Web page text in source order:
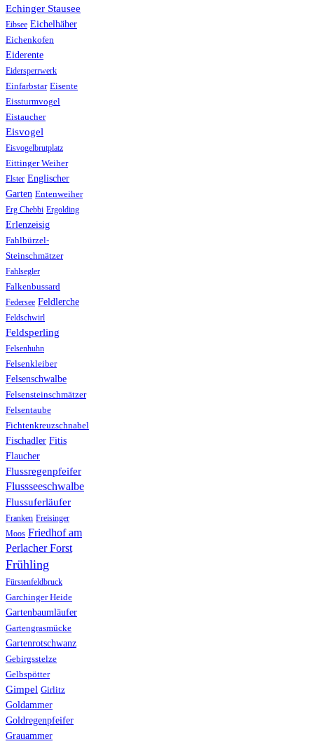
Echinger Stausee
Eibsee Eichelhäher
Eichenkofen
Eiderente
Eidersperrwerk
Einfarbstar Eisente
Eissturmvogel
Eistaucher
Eisvogel
Eisvogelbrutplatz
Eittinger Weiher
Elster Englischer
Garten Entenweiher
Erg Chebbi Ergolding
Erlenzeisig
Fahlbürzel-
Steinschmätzer
Fahlsegler
Falkenbussard
Federsee Feldlerche
Feldschwirl
Feldsperling
Felsenhuhn
Felsenkleiber
Felsenschwalbe
Felsensteinschmätzer
Felsentaube
Fichtenkreuzschnabel
Fischadler Fitis
Flaucher
Flussregenpfeifer
Flussseeschwalbe
Flussuferläufer
Franken Freisinger
Moos Friedhof am
Perlacher Forst
Frühling
Fürstenfeldbruck
Garchinger Heide
Gartenbaumläufer
Gartengrasmücke
Gartenrotschwanz
Gebirgsstelze
Gelbspötter
Gimpel Girlitz
Goldammer
Goldregenpfeifer
Grauammer